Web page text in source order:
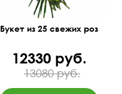
Букет из 25 свежих роз
12330 руб.
13080 руб.